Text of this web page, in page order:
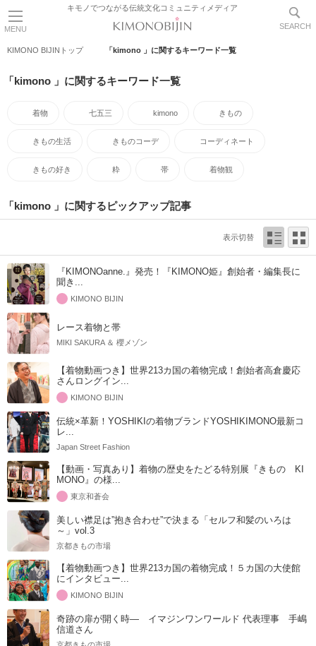
MENU
キモノでつながる伝統文化コミュニティメディア
SEARCH
KIMONO BIJINトップ 「kimono 」に関するキーワード一覧
「kimono 」に関するキーワード一覧
着物 七五三 kimono きもの
きもの生活 きものコーデ コーディネート
きもの好き 粋 帯 着物観
「kimono 」に関するピックアップ記事
表示切替
『KIMONOanne.』発売！『KIMONO姫』創始者・編集長に
聞き...
KIMONO BIJIN
レース着物と帯
MIKI SAKURA ＆ 櫻メゾン
【着物動画つき】世界213カ国の着物完成！創始者高倉慶応
さんロングイン...
KIMONO BIJIN
伝統×革新！YOSHIKIの着物ブランドYOSHIKIMONO最新コ
レ...
Japan Street Fashion
【動画・写真あり】着物の歴史をたどる特別展『きもの KI
MONO』の様...
東京和蒼会
美しい襟足は”抱き合わせ”で決まる「セルフ和髪のいろは
～」vol.3
京都きもの市場
【着物動画つき】世界213カ国の着物完成！５カ国の大使館
にインタビュー...
KIMONO BIJIN
奇跡の扉が開く時― イマジンワンワールド 代表理事 手嶋
信道さん